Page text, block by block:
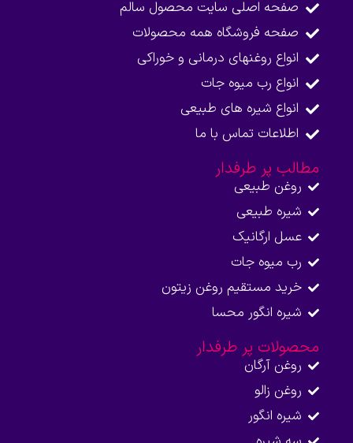
صفحه اصلی سایت محصول سالم
صفحه فروشگاه همه محصولات​
انواع روغنهای درمانی و خوراکی
انواع رب میوه جات
انواع شیره های طبیعی
اطلاعات تماس با ما​
مطالب پر طرفدار
روغن طبیعی
شیره طبیعی
عسل ارگانیک
رب میوه جات
خرید مستقیم روغن زیتون
شیره انگور محسا
محصولات پر طرفدار
روغن آرگان
روغن زالو
شیره انگور